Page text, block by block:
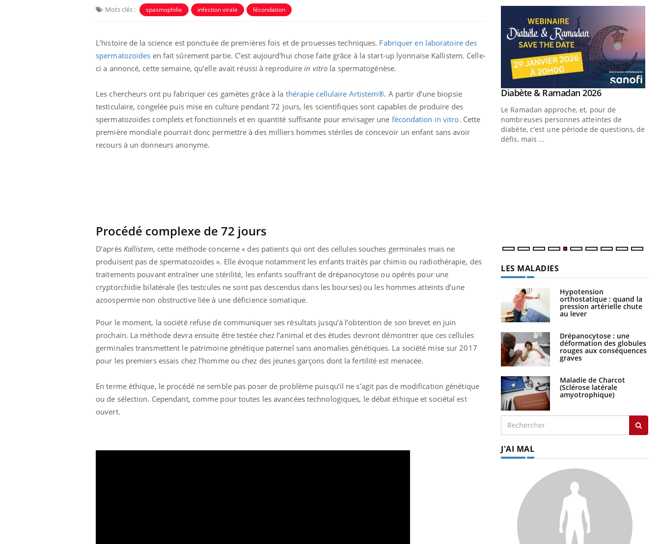
Mots clés : spasmophilie infection virale fécondation
L’histoire de la science est ponctuée de premières fois et de prouesses techniques. Fabriquer en laboratoire des
spermatozoïdes en fait sûrement partie. C’est aujourd'hui chose faite grâce à la start-up lyonnaise Kallistem. Celle-
ci a annoncé, cette semaine, qu’elle avait réussi à reproduirein vitro la spermatogénèse.
Les chercheurs ont pu fabriquer ces gamètes grâce à la thérapie cellulaire Artistem®. A partir d’une biopsie
testiculaire, congelée puis mise en culture pendant 72 jours, les scientifiques sont capables de produire des
spermatozoïdes complets et fonctionnels et en quantité suffisante pour envisager une fécondation in vitro. Cette
première mondiale pourrait donc permettre à des milliers hommes stériles de concevoir un enfant sans avoir
recours à un donneurs anonyme.
Procédé complexe de 72 jours
D’après Kallistem, cette méthode concerne « des patients qui ont des cellules souches germinales mais ne
produisent pas de spermatozoïdes ». Elle évoque notamment les enfants traités par chimio ou radiothérapie, des
traitements pouvant entraîner une stérilité, les enfants souffrant de drépanocytose ou opérés pour une
cryptorchidie bilatérale (les testcules ne sont pas descendus dans les bourses) ou les hommes atteints d’une
azoospermie non obstructive liée à une déficience somatique.
Pour le moment, la société refuse de communiquer ses résultats jusqu’à l’obtention de son brevet en juin
prochain. La méthode devra ensuite être testée chez l’animal et des études devront démontrer que ces cellules
germinales transmettent le patrimoine génétique paternel sans anomalies génétiques. La société mise sur 2017
pour les premiers essais chez l’homme ou chez des jeunes garçons dont la fertilité est menacée.
En terme éthique, le procédé ne semble pas poser de problème puisqu’il ne s’agit pas de modification génétique
ou de sélection. Cependant, comme pour toutes les avancées technologiques, le débat éthique et sociétal est
ouvert.
Carence en fer : comprendre pour
Youtube
Fatigue, irritabilité, brouillard mental ou
même alopécie… Les symptômes de la
carence en fer sont multiples ce qui la rend
Youtube
Insuline & Charge mentale : et si on
osait en parler??Youtube
En 2026, l'insuline dans le diabète de type 2
reste entourée d'idées reçues chez les
patients comme parfois chez les soignants.
Youtube
Eczéma Chronique des Mains : se
préparer pour l’été ! Youtube
L'été arrive… et avec lui, un tout nouveau
rythme de vie ! Vacances, plage, piscine,
Youtube
Diabète & Ramadan 2026Youtube
Le Ramadan approche, et, pour de
nombreuses personnes atteintes de
diabète, c'est une période de questions, de
défis, mais ...
LES MALADIES
Hypotension
orthostatique : quand la
pression artérielle chute
au lever
Drépanocytose : une
déformation des globules
rouges aux conséquences
graves
Maladie de Charcot
(Sclérose latérale
amyotrophique)
J'AI MAL